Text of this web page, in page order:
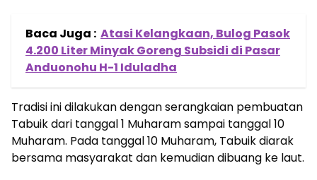
Baca Juga : Atasi Kelangkaan, Bulog Pasok
4.200 Liter Minyak Goreng Subsidi di Pasar
Anduonohu H-1 Iduladha
Tradisi ini dilakukan dengan serangkaian pembuatan
Tabuik dari tanggal 1 Muharam sampai tanggal 10
Muharam. Pada tanggal 10 Muharam, Tabuik diarak
bersama masyarakat dan kemudian dibuang ke laut.